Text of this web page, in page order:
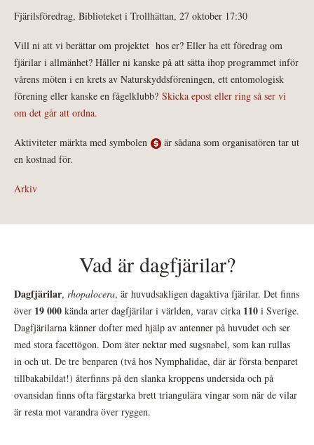
Fjärilsföredrag, Biblioteket i Trollhättan, 27 oktober 17:30
Vill ni att vi berättar om projektet hos er? Eller ha ett föredrag om
fjärilar i allmänhet? Håller ni kanske på att sätta ihop programmet inför
vårens möten i en krets av Naturskyddsföreningen, ett entomologisk
förening eller kanske en fågelklubb? Skicka epost eller ring så ser vi
om det går att ordna.
Aktiviteter märkta med symbolen
är sådana som organisatören tar ut
en kostnad för.
Arkiv
Vad är dagfjärilar?
Dagfjärilar, rhopalocera, är huvudsakligen dagaktiva fjärilar. Det finns
över 19 000 kända arter dagfjärilar i världen, varav cirka 110 i Sverige.
Dagfjärilarna känner dofter med hjälp av antenner på huvudet och ser
med stora facettögon. Dom äter nektar med sugsnabel, som kan rullas
in och ut. De tre benparen (två hos Nymphalidae, där är första benparet
tillbakabildat!) återfinns på den slanka kroppens undersida och på
ovansidan finns ofta färgstarka brett triangulära vingar som när de vilar
är resta mot varandra över ryggen.